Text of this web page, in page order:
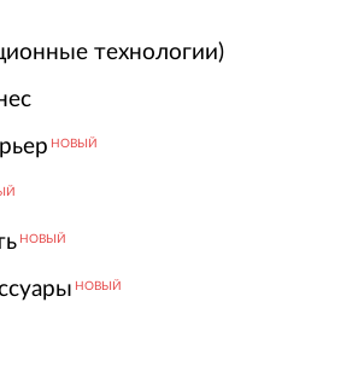
технологии)
НОВЫЙ
НОВЫЙ
НОВЫЙ